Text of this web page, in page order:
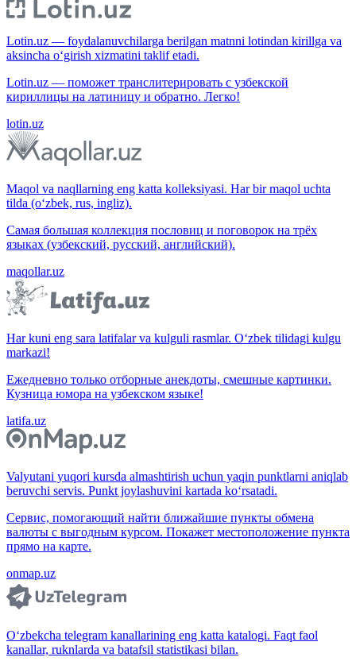
Lotin.uz — foydalanuvchilarga berilgan matnni lotindan kirillga va
aksincha o‘girish xizmatini taklif etadi.
Lotin.uz — поможет транслитерировать с узбекской
кириллицы на латиницу и обратно. Легко!
lotin.uz
Maqol va naqllarning eng katta kolleksiyasi. Har bir maqol uchta
tilda (o‘zbek, rus, ingliz).
Самая большая коллекция пословиц и поговорок на трёх
языках (узбекский, русский, английский).
maqollar.uz
Har kuni eng sara latifalar va kulguli rasmlar. O‘zbek tilidagi kulgu
markazi!
Ежедневно только отборные анекдоты, смешные картинки.
Кузница юмора на узбекском языке!
latifa.uz
Valyutani yuqori kursda almashtirish uchun yaqin punktlarni aniqlab
beruvchi servis. Punkt joylashuvini kartada ko‘rsatadi.
Сервис, помогающий найти ближайшие пункты обмена
валюты с выгодным курсом. Покажет местоположение пункта
прямо на карте.
onmap.uz
O‘zbekcha telegram kanallarining eng katta katalogi. Faqt faol
kanallar, ruknlarda va batafsil statistikasi bilan.